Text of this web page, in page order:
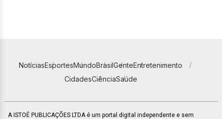
NotíciasEsportesMundoBrasilGenteEntretenimento
CidadesCiênciaSaúde
A ISTOÉ PUBLICAÇÕES LTDA é um portal digital independente e sem